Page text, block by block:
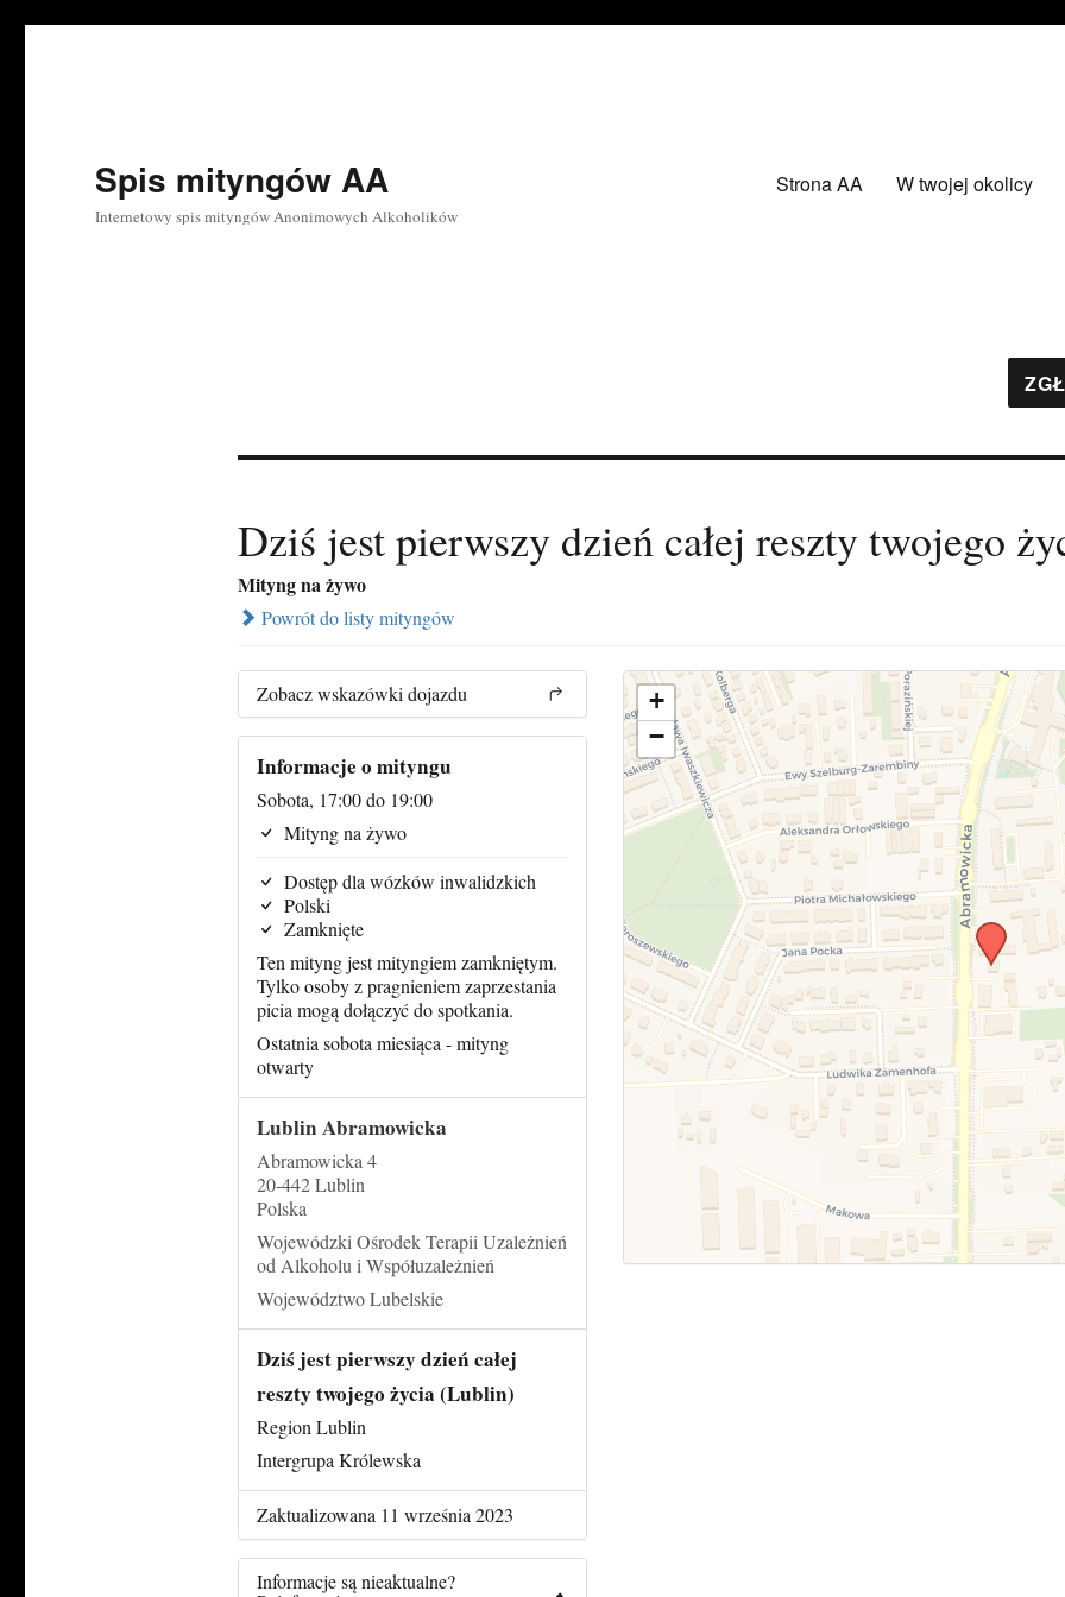
Spis mityngów AA
Internetowy spis mityngów Anonimowych Alkoholików
Strona AA W twojej okolicy
Dziś jest pierwszy dzień całej reszty twojego
Mityng na żywo
Powrót do listy mityngów
Zobacz wskazówki dojazdu
Informacje o mityngu
Sobota, 17:00 do 19:00
Mityng na żywo
Dostęp dla wózków inwalidzkich
Polski
Zamknięte
Ten mityng jest mityngiem zamkniętym.
Tylko osoby z pragnieniem zaprzestania
picia mogą dołączyć do spotkania.
Ostatnia sobota miesiąca - mityng
otwarty
Lublin Abramowicka
Abramowicka 4
20-442 Lublin
Polska
Wojewódzki Ośrodek Terapii Uzależnień
od Alkoholu i Współuzależnień
Województwo Lubelskie
Dziś jest pierwszy dzień całej
reszty twojego życia (Lublin)
Region Lublin
Intergrupa Królewska
Zaktualizowana 11 września 2023
Informacje są nieaktualne?
+
−